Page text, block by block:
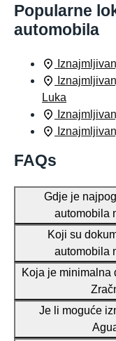
Popularne
automobila
Luka
FAQs
Gdje je
automobila
Koji su
automobila
Koja je minimalna
Je li moguće